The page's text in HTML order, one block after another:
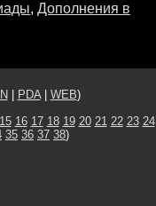
, Дополнения в
PDA| WEB)
15 16 17 18 19 20 21 22 23 24
35 36 37 38)